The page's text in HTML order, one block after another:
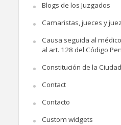
Blogs de los Juzgados
Camaristas, jueces y
Causa seguida al
al art. 128 del Código
Constitución de la
Contact
Contacto
Custom widgets